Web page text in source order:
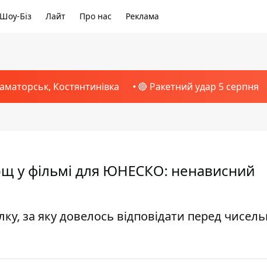
Шоу-Біз Лайт Про нас Реклама
Костянтинівка 🔴 Ракетний удар 5 серпня
у фільмі для ЮНЕСКО: ненависний
за яку довелось відповідати перед